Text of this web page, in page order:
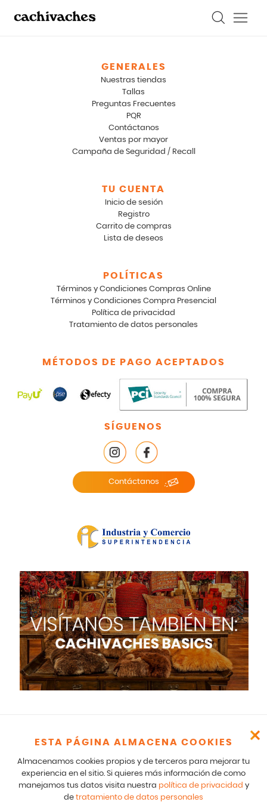
ESTA PÁGINA ALMACENA COOKIES
Almacenamos cookies propios y de terceros para mejorar tu
experiencia en el sitio. Si quieres más información de como
manejamos tus datos visita nuestra política de privacidad y
de tratamiento de datos personales
GENERALES
Nuestras tiendas
Tallas
Preguntas Frecuentes
PQR
Contáctanos
Ventas por mayor
Campaña de Seguridad / Recall
TU CUENTA
Inicio de sesión
Registro
Carrito de compras
Lista de deseos
POLÍTICAS
Términos y Condiciones Compras Online
Términos y Condiciones Compra Presencial
Política de privacidad
Tratamiento de datos personales
MÉTODOS DE PAGO ACEPTADOS
SÍGUENOS
Contáctanos
comunicados@cachivaches.com
Para comunicados legales y notificaciones formales favor escribir
a: team@cachivaches.com